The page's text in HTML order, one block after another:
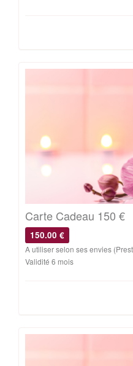
Carte Cadeau 150 €
150.00 €
A utiliser selon ses envies
Validité 6 mois